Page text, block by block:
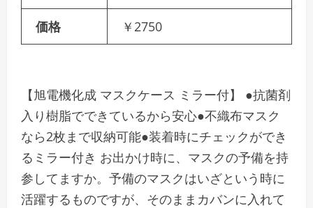
価格 ￥2750
【旭電機化成 マスクケース ミラー付】 ●抗菌剤
入り樹脂でできているから安心●不織布マスク
なら2枚まで収納可能●装着時にチェックができ
るミラー付き お出かけ時に、マスクの予備を持
参してますか。予備のマスクはいざという時に
活躍するものですが、そのままカバンに入れて